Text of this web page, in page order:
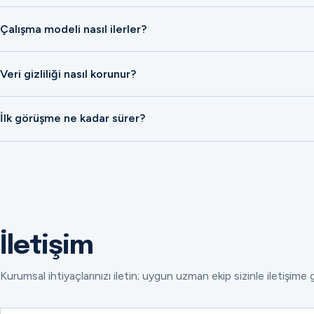
Çalışma modeli nasıl ilerler?
Veri gizliliği nasıl korunur?
İlk görüşme ne kadar sürer?
İletişim
Kurumsal ihtiyaçlarınızı iletin; uygun uzman ekip sizinle iletişime